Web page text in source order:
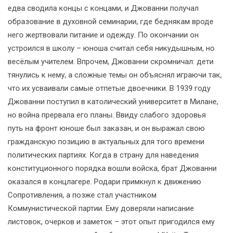
едва сводила концы с концами, и Джованни получал
образование в духовной семинарии, где беднякам вроде
него жертвовали питание и одежду. По окончании он
устроился в школу – юноша считал себя никудышным, но
весёлым учителем. Впрочем, Джованни скромничал: дети
тянулись к нему, а сложные темы он объяснял играючи так,
что их усваивали самые отпетые двоечники. В 1939 году
Джованни поступил в католический университет в Милане,
но война прервала его планы. Ввиду слабого здоровья
путь на фронт юноше был заказан, и он выражал свою
гражданскую позицию в актуальных для того времени
политических партиях. Когда в страну для наведения
конституционного порядка вошли войска, брат Джованни
оказался в концлагере. Родари примкнул к движению
Сопротивления, а позже стал участником
Коммунистической партии. Ему доверяли написание
листовок, очерков и заметок – этот опыт пригодился ему